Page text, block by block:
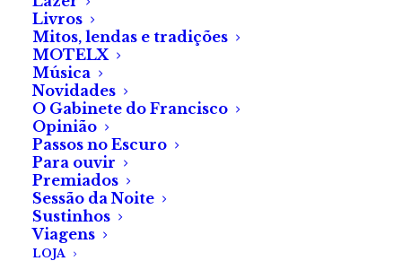
Livros
Mitos, lendas e tradições
MOTELX
Música
Novidades
O Gabinete do Francisco
Opinião
Passos no Escuro
Para ouvir
Premiados
Sessão da Noite
Sustinhos
Viagens
LOJA
Abro os olhos. Estou sozinha. Os lençóis da minha
mãe, imaculados. Nem uma gota desperdiçada.
Sorrio.
Teremos outro ano de colheitas fartas.
Folhas de ouro sobre fruto azul.
*Este texto foi redigido segundo o Acordo